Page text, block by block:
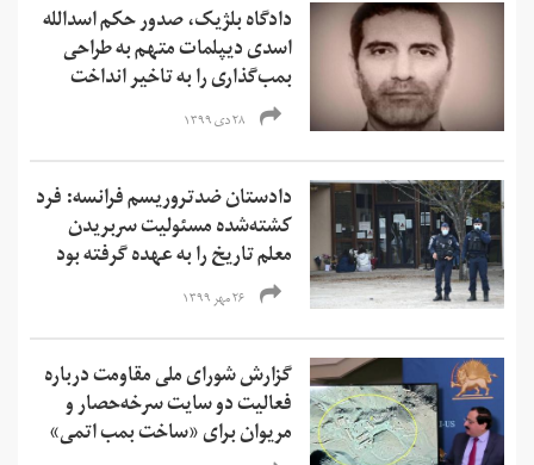
دادگاه بلژیک، صدور حکم اسدالله
اسدی دیپلمات متهم به طراحی
بمب‌گذاری را به تاخیر انداخت
۲۸ دی ۱۳۹۹
دادستان ضدتروریسم فرانسه: فرد
کشته‌شده مسئولیت سربریدن
معلم تاریخ را به عهده گرفته بود
۲۶ مهر ۱۳۹۹
گزارش شورای ملی مقاومت درباره
فعالیت دو سایت سرخه‌حصار و
مریوان برای «ساخت بمب اتمی»